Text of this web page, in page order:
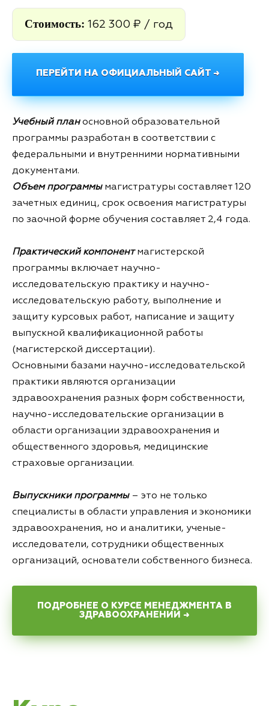
Стоимость: 162 300 ₽ / год
ПЕРЕЙТИ НА ОФИЦИАЛЬНЫЙ САЙТ →
Учебный планосновной образовательной
программы разработан в соответствии с
федеральными и внутренними нормативными
документами.
Объем программымагистратуры составляет 120
зачетных единиц, срок освоения магистратуры
по заочной форме обучения составляет 2,4 года.
Практический компонентмагистерской
программы включает научно-
исследовательскую практику и научно-
исследовательскую работу, выполнение и
защиту курсовых работ, написание и защиту
выпускной квалификационной работы
(магистерской диссертации).
Основными базами научно-исследовательской
практики являются организации
здравоохранения разных форм собственности,
научно-исследовательские организации в
области организации здравоохранения и
общественного здоровья, медицинские
страховые организации.
Выпускники программы– это не только
специалисты в области управления и экономики
здравоохранения, но и аналитики, ученые-
исследователи, сотрудники общественных
организаций, основатели собственного бизнеса.
ПОДРОБНЕЕ О КУРСЕ МЕНЕДЖМЕНТА В
ЗДРАВООХРАНЕНИИ →